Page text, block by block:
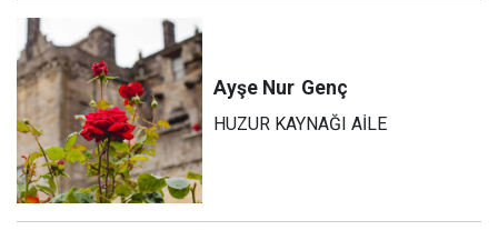
Ayşe Nur Genç
HUZUR KAYNAĞI AİLE